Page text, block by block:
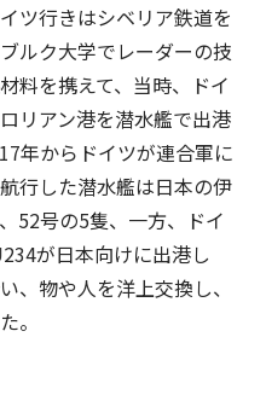
ツ行きはシベリア鉄道を
ルク大学でレーダーの技
料を携えて、当時、ドイ
リアン港を潜水艦で出港
年からドイツが連合軍に
行した潜水艦は日本の伊
52号の5隻、一方、ドイ
が日本向けに出港し
、物や人を洋上交換し、
。